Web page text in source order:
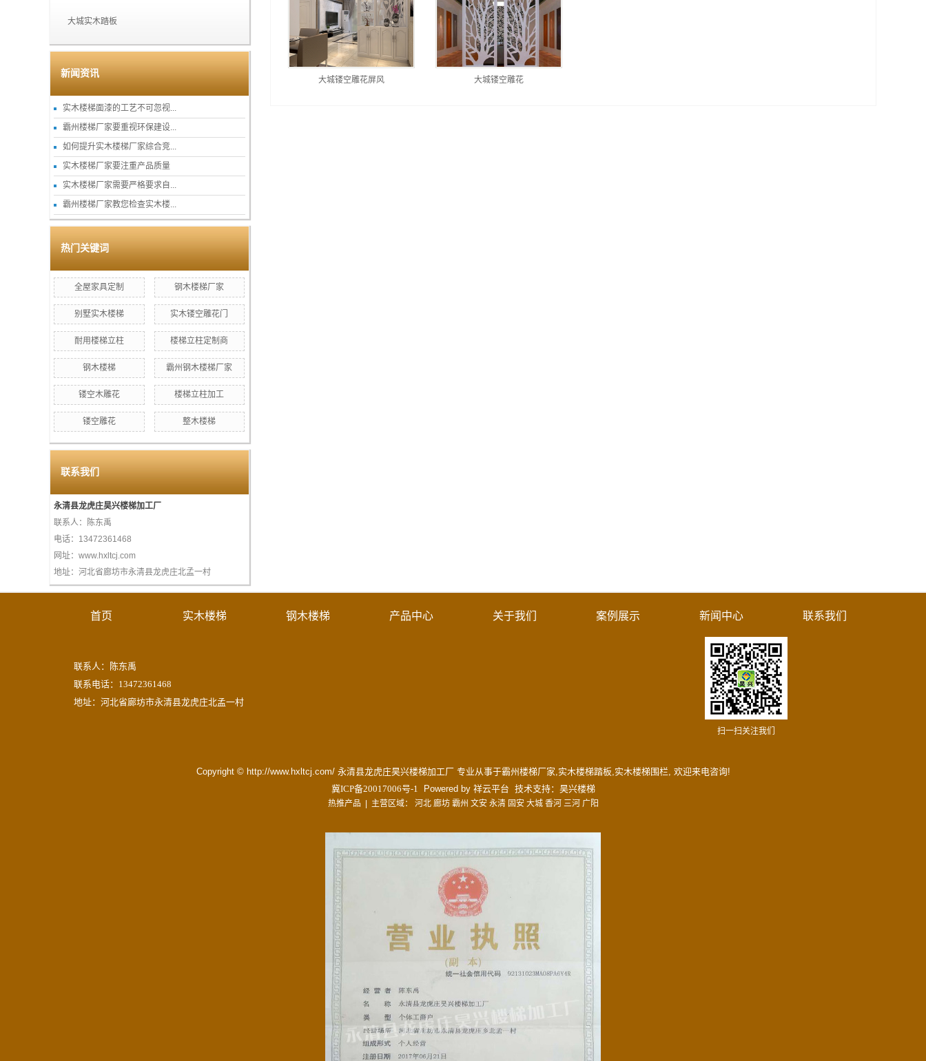
大城实木踏板
新闻资讯
实木楼梯面漆的工艺不可忽视...
霸州楼梯厂家要重视环保建设...
如何提升实木楼梯厂家综合竞...
实木楼梯厂家要注重产品质量
实木楼梯厂家需要严格要求自...
霸州楼梯厂家教您检查实木楼...
热门关键词
全屋家具定制 钢木楼梯厂家
别墅实木楼梯 实木镂空雕花门
耐用楼梯立柱 楼梯立柱定制商
钢木楼梯 霸州钢木楼梯厂家
镂空木雕花 楼梯立柱加工
镂空雕花 整木楼梯
联系我们
永清县龙虎庄昊兴楼梯加工厂
联系人：陈东禹
电话：13472361468
网址：www.hxltcj.com
地址：河北省廊坊市永清县龙虎庄北孟一村
大城镂空雕花屏风 大城镂空雕花
首页 实木楼梯 钢木楼梯 产品中心 关于我们 案例展示 新闻中心 联系我们
联系人：陈东禹
联系电话：13472361468
地址：河北省廊坊市永清县龙虎庄北孟一村
扫一扫关注我们
Copyright © http://www.hxltcj.com/ 永清县龙虎庄昊兴楼梯加工厂 专业从事于霸州楼梯厂家,实木楼梯踏板,实木楼梯围栏, 欢迎来电咨询!
冀ICP备20017006号-1 Powered by 祥云平台 技术支持： 昊兴楼梯
热推产品 | 主营区域： 河北 廊坊 霸州 文安 永清 固安 大城 香河 三河 广阳